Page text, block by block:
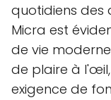
quotidiens des
Micra est
de vie
de plaire à
exigence de